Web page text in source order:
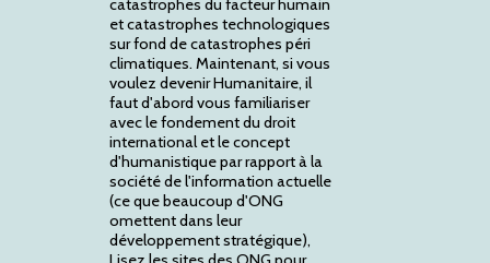
catastrophes du facteur humain
et catastrophes technologiques
sur fond de catastrophes péri
climatiques. Maintenant, si vous
voulez devenir Humanitaire, il
faut d'abord vous familiariser
avec le fondement du droit
international et le concept
d'humanistique par rapport à la
société de l'information actuelle
(ce que beaucoup d'ONG
omettent dans leur
développement stratégique),